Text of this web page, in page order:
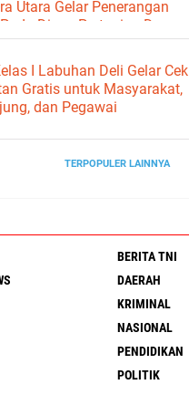
Utara Gelar Penerangan
Dinas Pertanian Dan
Pangan
I Labuhan Deli Gelar Cek
Gratis untuk Masyarakat,
dan Pegawai
TERPOPULER LAINNYA
BERITA TNI
DAERAH
KRIMINAL
NASIONAL
PENDIDIKAN
POLITIK